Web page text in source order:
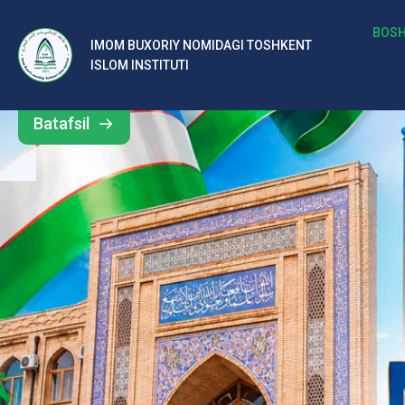
IMOM BUXORIY NOMIDAGI TOSHKENT
ISLOM INSTITUTI
b
al
ar
o‘
rt
a
si
d
Barcha
yangiliklar
Batafsil